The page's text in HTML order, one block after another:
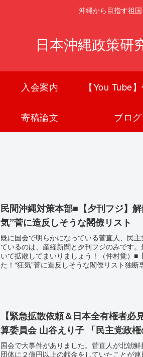
沖縄から目指す祖
日本沖縄政策研
入会案内
寄稿論文 ブログ
民間沖縄対策本部■【夕刊フジ】
気”菅に造反しそうな閣僚リスト
既に国会で明らかになっている菅直人、民
ているのは、産経新聞と夕刊フジのみです
いて拡散してまいりましょう！（仲村覚）■
た！“狂気”菅に造反しそうな閣僚リスト独断
【緊急拡散依頼＆日本全有権者必
算委員会 山谷えり子 「民主党政権
国会で大事件がありました。菅直人が北朝
団体に２億円以上の献金をしていたことが連